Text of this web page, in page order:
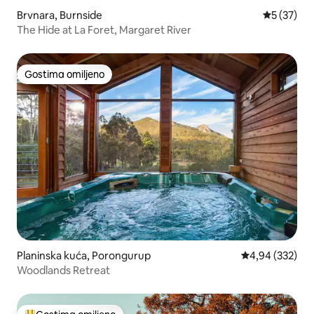
Brvnara, Burnside Prosečna
5 (37)
The Hide at La Foret, Margaret River
Gostima omiljeno
Gostima omiljeno
Planinska kuća, Porongurup Prosečna
4,94 (332)
Woodlands Retreat